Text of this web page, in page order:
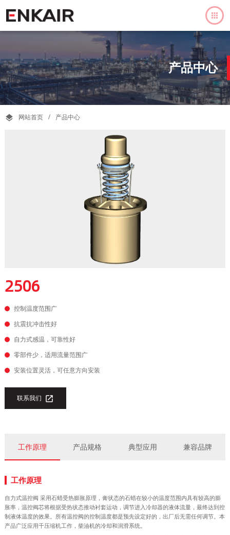

产品中心
 网站首页 / 产品中心
2506
控制温度范围广
抗震抗冲击性好
自力式感温，可靠性好
零部件少，适用流量范围广
安装位置灵活，可任意方向安装
联系我们 
工作原理 产品规格 典型应用 兼容品牌
工作原理
自力式温控阀 采用石蜡受热膨胀原理，膏状态的石蜡在较小的温度范围内具有较高的膨
胀率，温控阀芯将根据受热状态推动衬套运动，调节进入冷却器的液体流量，最终达到控
制液体温度的效果。所有温控阀的控制温度都是预先设定好的，出厂后无需任何调节。本
产品广泛应用千压缩机工作，柴油机的冷却和润滑系统。